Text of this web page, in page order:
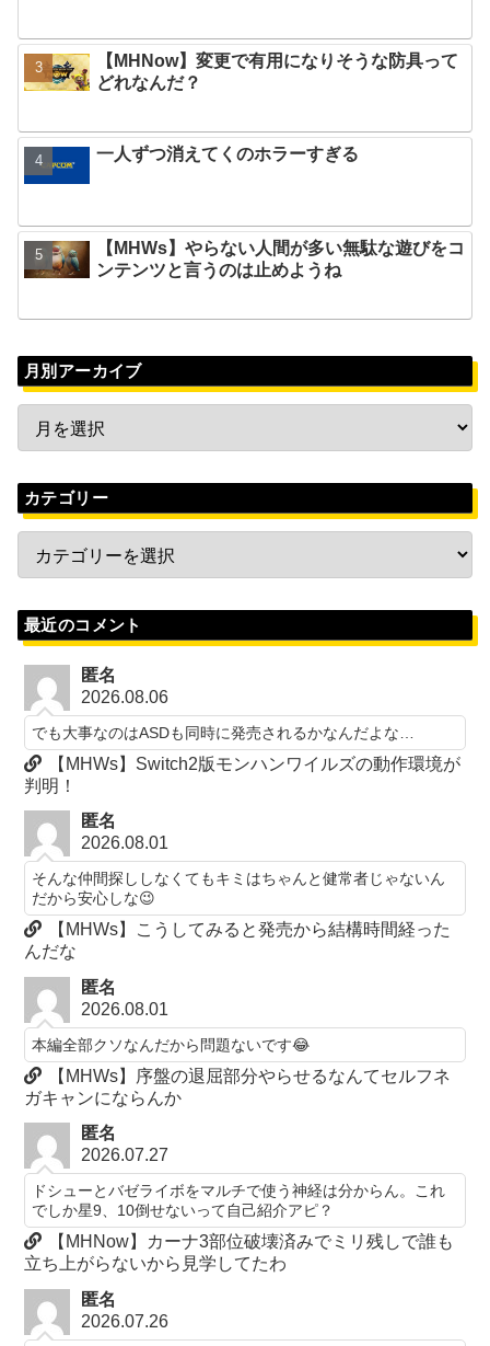
【MHNow】変更で有用になりそうな防具って
どれなんだ？
一人ずつ消えてくのホラーすぎる
【MHWs】やらない人間が多い無駄な遊びをコ
ンテンツと言うのは止めようね
月別アーカイブ
カテゴリー
最近のコメント
匿名
2026.08.06
でも大事なのはASDも同時に発売されるかなんだよな…
【MHWs】Switch2版モンハンワイルズの動作環境が
判明！
匿名
2026.08.01
そんな仲間探ししなくてもキミはちゃんと健常者じゃないん
だから安心しな😉
【MHWs】こうしてみると発売から結構時間経った
んだな
匿名
2026.08.01
本編全部クソなんだから問題ないです😂
【MHWs】序盤の退屈部分やらせるなんてセルフネ
ガキャンにならんか
匿名
2026.07.27
ドシューとバゼライボをマルチで使う神経は分からん。これ
でしか星9、10倒せないって自己紹介アピ？
【MHNow】カーナ3部位破壊済みでミリ残しで誰も
立ち上がらないから見学してたわ
匿名
2026.07.26